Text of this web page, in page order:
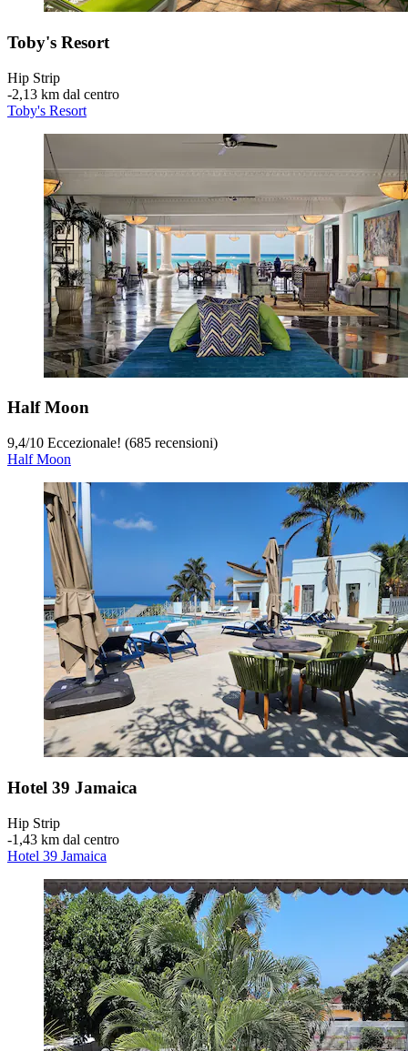
Toby's Resort
Hip Strip
‐2,13 km dal centro
Toby's Resort
Half Moon
9,4/10 Eccezionale! (685 recensioni)
Half Moon
Hotel 39 Jamaica
Hip Strip
‐1,43 km dal centro
Hotel 39 Jamaica